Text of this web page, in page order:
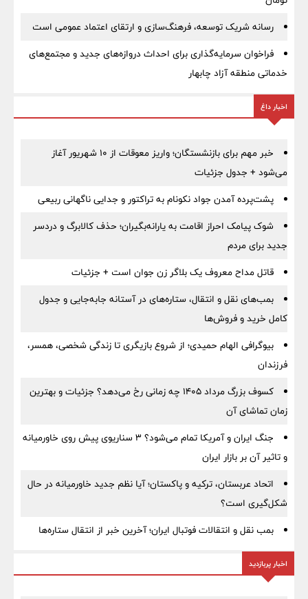
رسانه شریک توسعه، فرهنگ‌سازی و ارتقای اعتماد عمومی است
فراخوان سرمایه‌گذاری برای احداث دروازه‌های جدید و مجتمع‌های
خدماتی منطقه آزاد چابهار
اخبار داغ
خبر مهم برای بازنشستگان؛ واریز معوقات از ۱۰ شهریور آغاز
می‌شود + جدول جزئیات
پشت‌پرده آمدن جواد نکونام به تراکتور و جدایی ناگهانی ربیعی
شوک پیامک احراز اقامت به یارانه‌بگیران؛ حذف کالابرگ و دردسر
جدید برای مردم
قاتل مداح معروف یک بلاگر زن جوان است + جزئیات
بمب‌های نقل و انتقال، ستاره‌های در آستانه جابه‌جایی و جدول
کامل خرید و فروش‌ها
بیوگرافی الهام حمیدی؛ از شروع بازیگری تا زندگی شخصی، همسر،
فرزندان
کسوف بزرگ مرداد ۱۴۰۵ چه زمانی رخ می‌دهد؟ جزئیات و بهترین
زمان تماشای آن
جنگ ایران و آمریکا تمام می‌شود؟ ۳ سناریوی پیش روی خاورمیانه
و تاثیر آن بر بازار ایران
اتحاد عربستان، ترکیه و پاکستان؛ آیا نظم جدید خاورمیانه در حال
شکل‌گیری است؟
بمب نقل‌ و انتقالات فوتبال ایران؛ آخرین خبر از انتقال ستاره‌ها
اخبار پربازدید